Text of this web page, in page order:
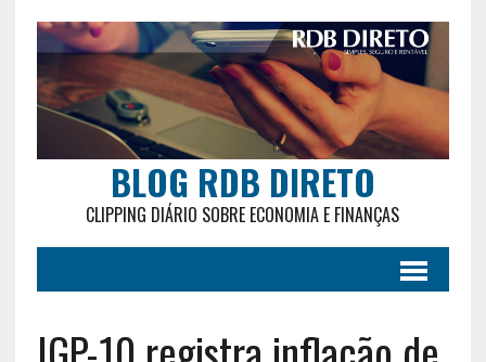
BLOG RDB DIRETO
CLIPPING DIÁRIO SOBRE ECONOMIA E FINANÇAS